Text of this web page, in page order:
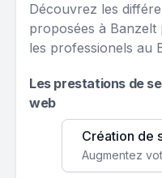
Découvrez les
proposées à
les professionels au
Les prestations de
web
Création de